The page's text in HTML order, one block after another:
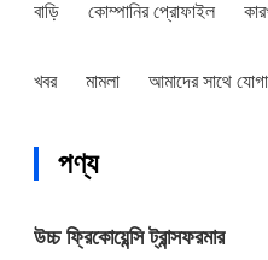
বাড়ি কোম্পানির প্রোফাইল
খবর মামলা আমাদের সাথে
পণ্য
উচ্চ ফ্রিকোয়েন্সি ট্রান্সফরমার